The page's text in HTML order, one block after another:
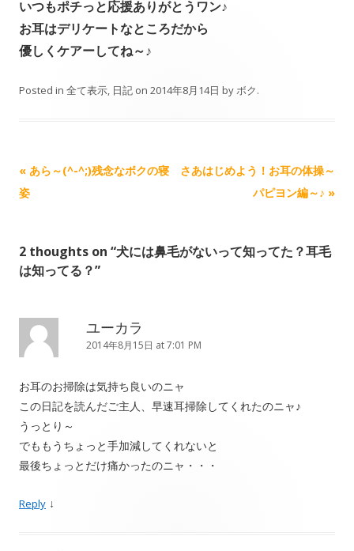
いつもポチっと応援ありがとうワン♪
お耳はデリケートなところだから
優しくケアーしてね～♪
Posted in 全て表示, 日記 on 2014年8月14日 byボク.
Post navigation
« あら～(^-^;)残念なボクの寝
姿
さあはじめよう！お耳の体操～
パピヨン編～♪ »
2 thoughts on “犬には鼻毛がないって知ってた？耳毛
は知ってる？”
ユーカラ
2014年8月15日 at 7:01 PM
お耳のお掃除は気持ち良いのニャ
この日記を読んだご主人、早速耳掃除してくれたのニャ♪
うっとり～
でももうちょっと手加減してくれないと
最後ちょっとだけ痛かったのニャ・・・
Reply ↓